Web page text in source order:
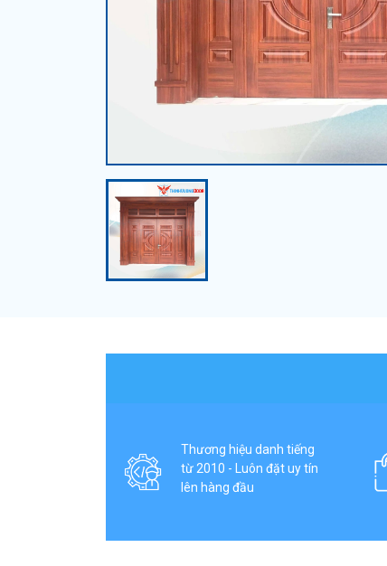
Thương hiệu danh tiếng
từ 2010 - Luôn đặt uy tín
lên hàng đầu